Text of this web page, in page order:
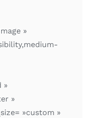
»
»
»
»custom »